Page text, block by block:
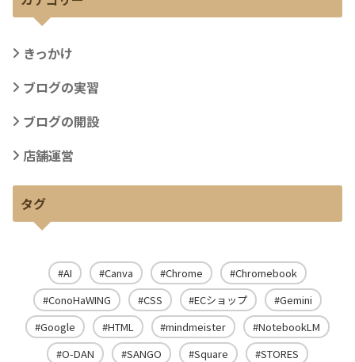
きっかけ
ブログの実習
ブログの開設
店舗運営
タグ
AI Canva Chrome
Chromebook
ConoHaWING
CSS ECショップ
Gemini
Google
HTML mindmeister
NotebookLM
O-DAN
SANGO Square
STORES